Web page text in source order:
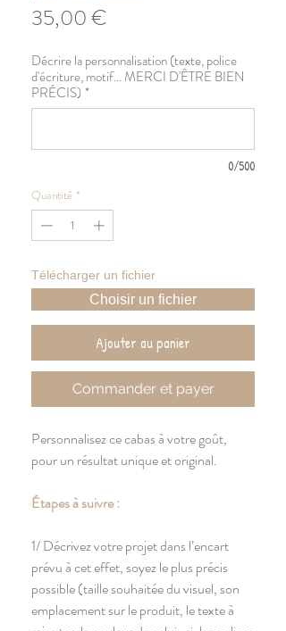
35,00 €
Décrire la personnalisation (texte, police
d'écriture, motif... MERCI D'ÊTRE BIEN
PRÉCIS)*
0/500
Quantité *
Télécharger un fichier
Choisir un fichier
Ajouter au panier
Commander et payer
Personnalisez ce cabas à votre goût,
pour un résultat unique et original.
Étapes à suivre :
1/ Décrivez votre projet dans l’encart
prévu à cet effet, soyez le plus précis
possible (taille souhaitée du visuel, son
emplacement sur le produit, le texte à